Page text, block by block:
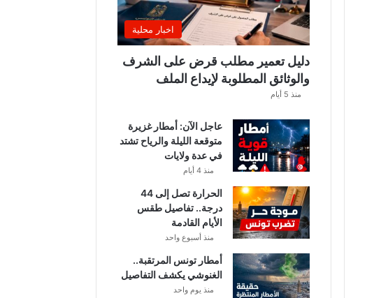
ا
ع
بً
م
ن
ا
ب
ا
ت
ه
ف
ي
ا
إ
ف
ر
اخبار محلية
دليل تعمير مطلب قرض على الشرف
والوثائق المطلوبة لإيداع الملف
منذ 5 أيام
عاجل الآن: أمطار غزيرة
متوقعة الليلة والرياح تشتد
في عدة ولايات
منذ 4 أيام
الحرارة تصل إلى 44
درجة.. تفاصيل طقس
الأيام القادمة
منذ أسبوع واحد
أمطار تونس المرتقبة..
الغنوشي يكشف التفاصيل
منذ يوم واحد